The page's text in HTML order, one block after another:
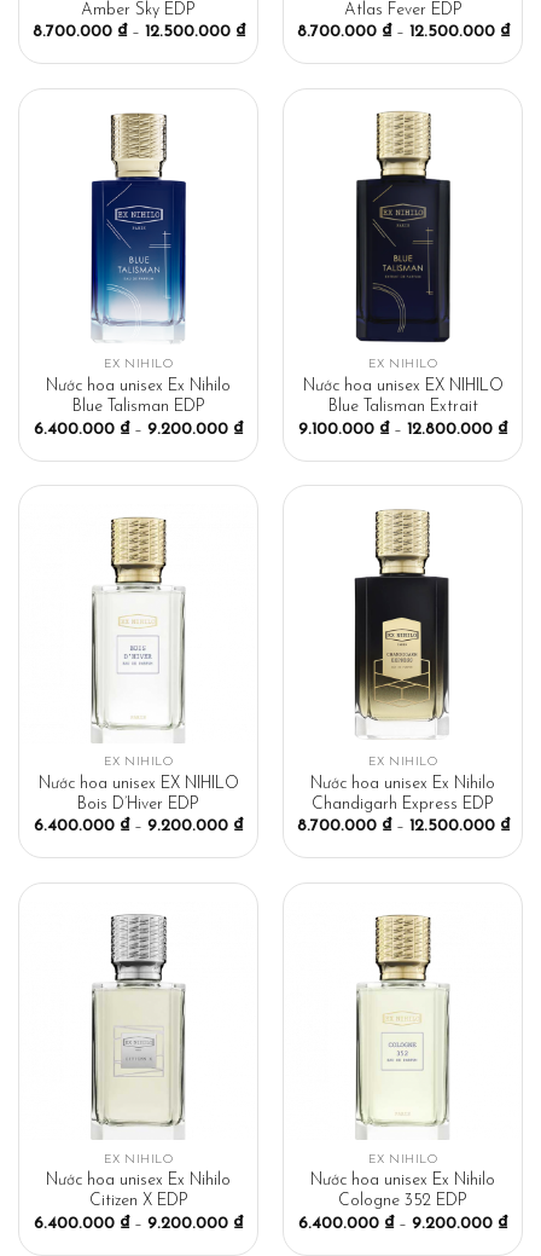
Amber Sky EDP
8.700.000 ₫– 12.500.000 ₫
Atlas Fever EDP
8.700.000 ₫– 12.500.000 ₫
EX NIHILO
Nước hoa unisex Ex Nihilo
Blue Talisman EDP
6.400.000 ₫ – 9.200.000 ₫
EX NIHILO
Nước hoa unisex EX NIHILO
Blue Talisman Extrait
9.100.000 ₫ – 12.800.000 ₫
EX NIHILO
Nước hoa unisex EX NIHILO
Bois D’Hiver EDP
6.400.000 ₫– 9.200.000 ₫
EX NIHILO
Nước hoa unisex Ex Nihilo
Chandigarh Express EDP
8.700.000 ₫– 12.500.000 ₫
EX NIHILO
Nước hoa unisex Ex Nihilo
Citizen X EDP
6.400.000 ₫– 9.200.000 ₫
EX NIHILO
Nước hoa unisex Ex Nihilo
Cologne 352 EDP
6.400.000 ₫– 9.200.000 ₫